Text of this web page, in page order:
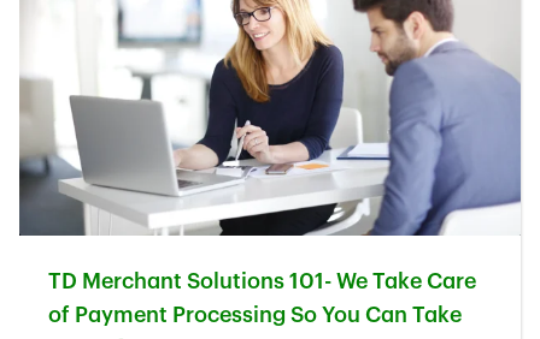
TD Merchant Solutions 101- We Take Care
of Payment Processing So You Can Take